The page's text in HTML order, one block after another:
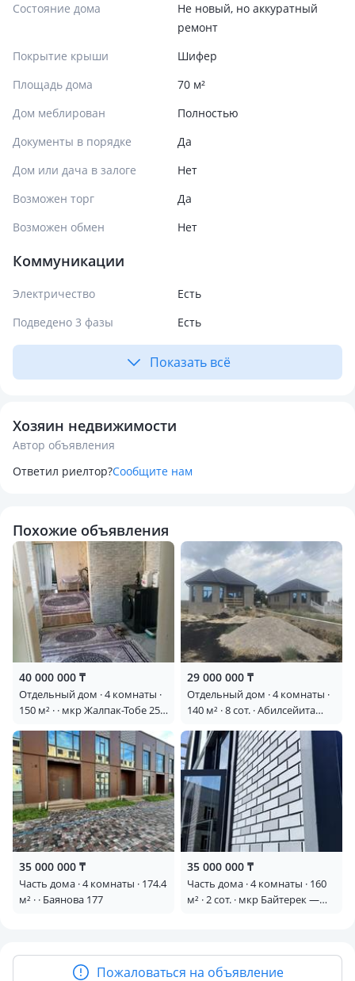
Состояние дома
Не новый, но аккуратный
ремонт
Покрытие крыши
Шифер
Площадь дома
70 м²
Дом меблирован
Полностью
Документы в порядке
Да
Дом или дача в залоге
Нет
Возможен торг
Да
Возможен обмен
Нет
Коммуникации
Электричество
Есть
Подведено 3 фазы
Есть
Показать всё
Хозяин недвижимости
Автор объявления
Ответил риелтор?Сообщите нам
Похожие объявления
40 000 000 ₸
Отдельный дом · 4 комнаты ·
150 м² · · мкр Жалпак-Тобе 25
мельницы
29 000 000 ₸
Отдельный дом · 4 комнаты ·
140 м² · 8 сот. · Абилсейита
35 000 000 ₸
Часть дома · 4 комнаты · 174.4
м² · · Баянова 177
35 000 000 ₸
Часть дома · 4 комнаты · 160
м² · 2 сот. · мкр Байтерек —
Пожаловаться на объявление